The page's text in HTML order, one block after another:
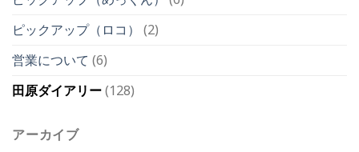
ー
変
の
知
は
の
知
せ
戦
策
（R8.2）
屋
シ
ワ
ー
再
ピックアップ（ロコ）
(2)
営業について (6)
田原ダイアリー(128)
アーカイブ